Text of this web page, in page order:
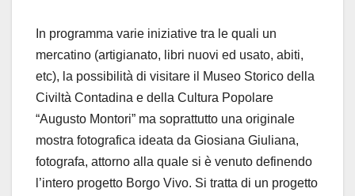
In programma varie iniziative tra le quali un
mercatino (artigianato, libri nuovi ed usato, abiti,
etc), la possibilità di visitare il Museo Storico della
Civiltà Contadina e della Cultura Popolare
“Augusto Montori” ma soprattutto una originale
mostra fotografica ideata da Giosiana Giuliana,
fotografa, attorno alla quale si è venuto definendo
l’intero progetto Borgo Vivo. Si tratta di un progetto